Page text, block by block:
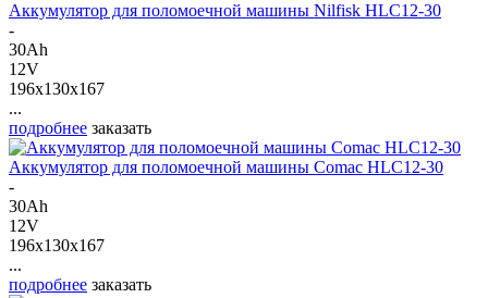
Аккумулятор для поломоечной машины Nilfisk HLC12-30
-
30Ah
12V
196x130x167
...
подробнее заказать
Аккумулятор для поломоечной машины Comac HLC12-30
-
30Ah
12V
196x130x167
...
подробнее заказать